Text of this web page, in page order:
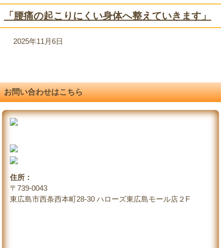
「腰痛の起こりにくい身体へ整えていきます」
2025年11月6日
お問い合わせはこちら
住所：
〒739-0043
東広島市西条西本町28-30 ハローズ東広島モール店２F